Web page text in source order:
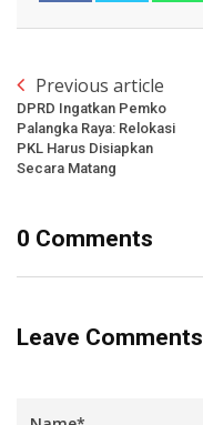
Previous article
DPRD Ingatkan Pemko
Palangka Raya: Relokasi
PKL Harus Disiapkan
Secara Matang
0 Comments
Leave Comments